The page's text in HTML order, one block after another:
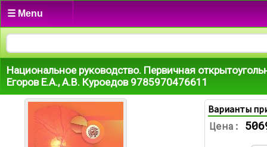
☰ Menu
Национальное руководство. Первичная
Егоров Е.А., А.В. Куроедов 9785970476611
Варианты
Цена: